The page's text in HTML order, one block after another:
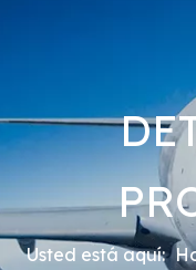
Usted está aquí: